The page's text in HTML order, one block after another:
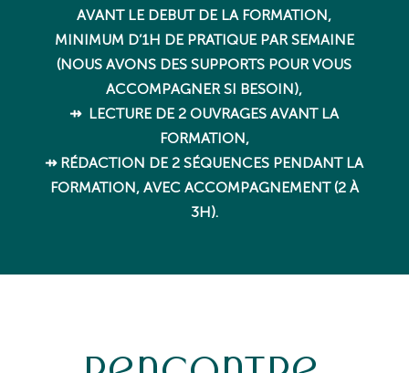
AVANT LE DEBUT DE LA FORMATION,
MINIMUM D’1H DE PRATIQUE PAR SEMAINE
(NOUS AVONS DES SUPPORTS POUR VOUS
ACCOMPAGNER SI BESOIN),
⇸ LECTURE DE 2 OUVRAGES AVANT LA
FORMATION,
⇸ RÉDACTION DE 2 SÉQUENCES PENDANT LA
FORMATION, AVEC ACCOMPAGNEMENT (2 À
3H).